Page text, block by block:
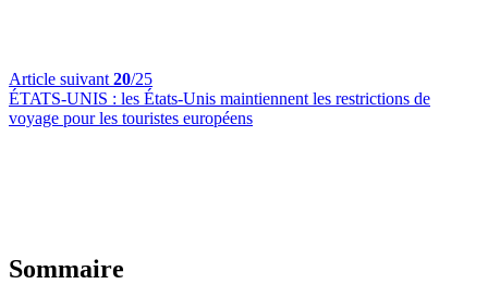
Article suivant 20/25
ÉTATS-UNIS : les États-Unis maintiennent les restrictions de
voyage pour les touristes européens
Sommaire